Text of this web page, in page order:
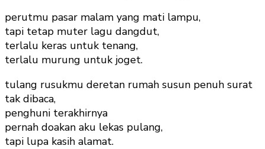
perutmu pasar malam yang mati lampu,
tapi tetap muter lagu dangdut,
terlalu keras untuk tenang,
terlalu murung untuk joget.
tulang rusukmu deretan rumah susun penuh surat
tak dibaca,
penghuni terakhirnya
pernah doakan aku lekas pulang,
tapi lupa kasih alamat.